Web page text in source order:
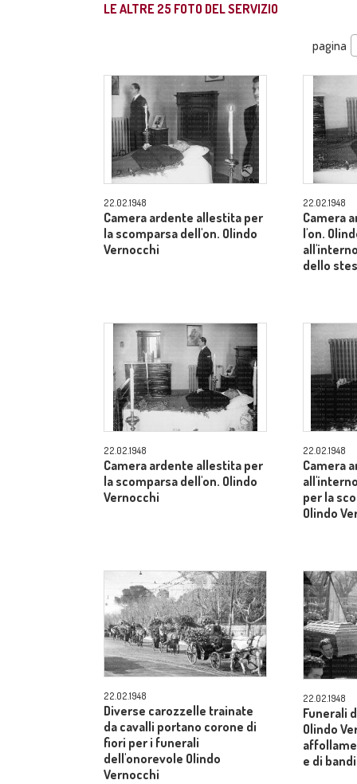
LE ALTRE 25 FOTO DEL SERVIZIO
pagina
22.02.1948
Camera ardente allestita per
la scomparsa dell'on. Olindo
Vernocchi
22.02.1948
Camera
l'on.
dello
22.02.1948
Camera ardente allestita per
la scomparsa dell'on. Olindo
Vernocchi
22.02.1948
Camera
per la
Olindo
22.02.1948
Diverse carozzelle trainate
da cavalli portano corone di
fiori per i funerali
dell'onorevole Olindo
Vernocchi
22.02.1948
Funerali
Olindo
e di